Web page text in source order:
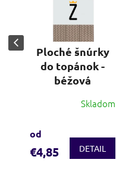
Ploché šnúrky
do topánok -
béžová
Skladom
od
€4,85 DETAIL